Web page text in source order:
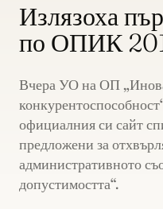
Излязоха
по ОПИК
Вчера УО на ОП
официалния си сайт
предложени за
административното
допустимостта“.